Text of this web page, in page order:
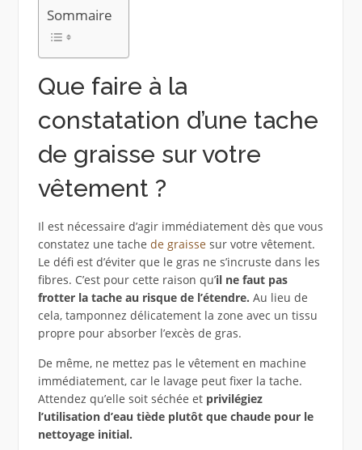
Sommaire
Que faire à la
constatation d’une tache
de graisse sur votre
vêtement ?
Il est nécessaire d’agir immédiatement dès que vous
constatez une tache de graissesur votre vêtement.
Le défi est d’éviter que le gras ne s’incruste dans les
fibres. C’est pour cette raison qu’il ne faut pas
frotter la tache au risque de l’étendre. Au lieu de
cela, tamponnez délicatement la zone avec un tissu
propre pour absorber l’excès de gras.
De même, ne mettez pas le vêtement en machine
immédiatement, car le lavage peut fixer la tache.
Attendez qu’elle soit séchée et privilégiez
l’utilisation d’eau tiède plutôt que chaude pour le
nettoyage initial.